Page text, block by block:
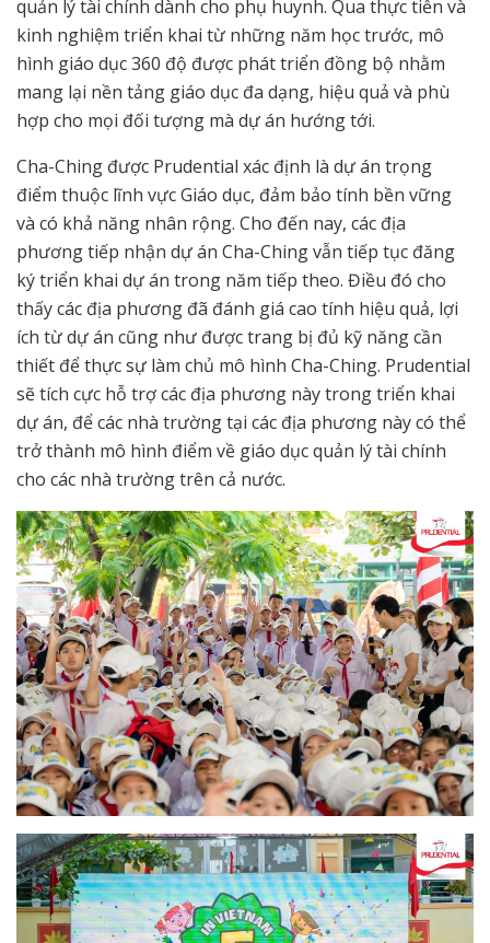
quản lý tài chính dành cho phụ huynh. Qua thực tiễn và
kinh nghiệm triển khai từ những năm học trước, mô
hình giáo dục 360 độ được phát triển đồng bộ nhằm
mang lại nền tảng giáo dục đa dạng, hiệu quả và phù
hợp cho mọi đối tượng mà dự án hướng tới.
Cha-Ching được Prudential xác định là dự án trọng
điểm thuộc lĩnh vực Giáo dục, đảm bảo tính bền vững
và có khả năng nhân rộng. Cho đến nay, các địa
phương tiếp nhận dự án Cha-Ching vẫn tiếp tục đăng
ký triển khai dự án trong năm tiếp theo. Điều đó cho
thấy các địa phương đã đánh giá cao tính hiệu quả, lợi
ích từ dự án cũng như được trang bị đủ kỹ năng cần
thiết để thực sự làm chủ mô hình Cha-Ching. Prudential
sẽ tích cực hỗ trợ các địa phương này trong triển khai
dự án, để các nhà trường tại các địa phương này có thể
trở thành mô hình điểm về giáo dục quản lý tài chính
cho các nhà trường trên cả nước.